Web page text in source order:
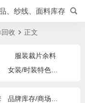
、纱线、面料库存
收 正文
服装裁片余料